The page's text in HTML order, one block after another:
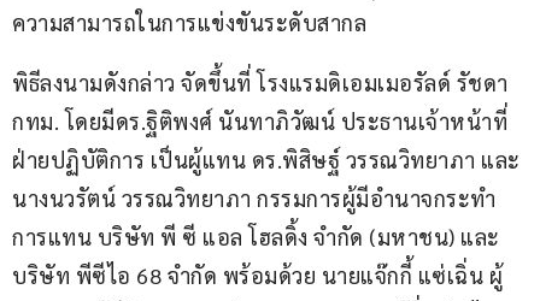
ความสามารถในการแข่งขันระดับสากล
พิธีลงนามดังกล่าว จัดขึ้นที่ โรงแรมดิเอมเมอรัลด์ รัชดา
กทม. โดยมีดร.ฐิติพงศ์ นันทาภิวัฒน์ ประธานเจ้าหน้าที่
ฝ่ายปฏิบัติการ เป็นผู้แทน ดร.พิสิษฐ์ วรรณวิทยาภา และ
นางนวรัตน์ วรรณวิทยาภา กรรมการผู้มีอำนาจกระทำ
การแทน บริษัท พี ซี แอล โฮลดิ้ง จำกัด (มหาชน) และ
บริษัท พีซีไอ 68 จำกัด พร้อมด้วย นายแจ๊กกี้ แซ่เฉิ่น ผู้